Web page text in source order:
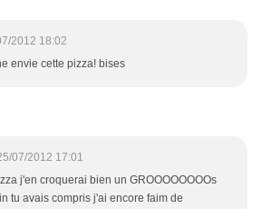
2012 18:02
envie cette pizza! bises
07/2012 17:01
j'en croquerai bien un GROOOOOOOOs
tu avais compris j'ai encore faim de